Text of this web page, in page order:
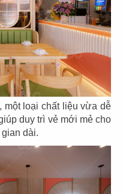
một loại chất liệu vừa dễ
duy trì vẻ mới mẻ cho
dài.
XỊ
Thủ Dầu Một
HOTPOT
CN Cityland Gò Vấp